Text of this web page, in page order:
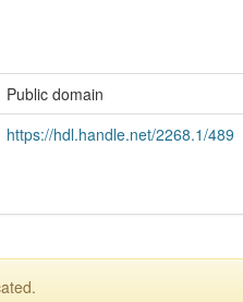
Public domain
https://hdl.handle.net/2268.1/489